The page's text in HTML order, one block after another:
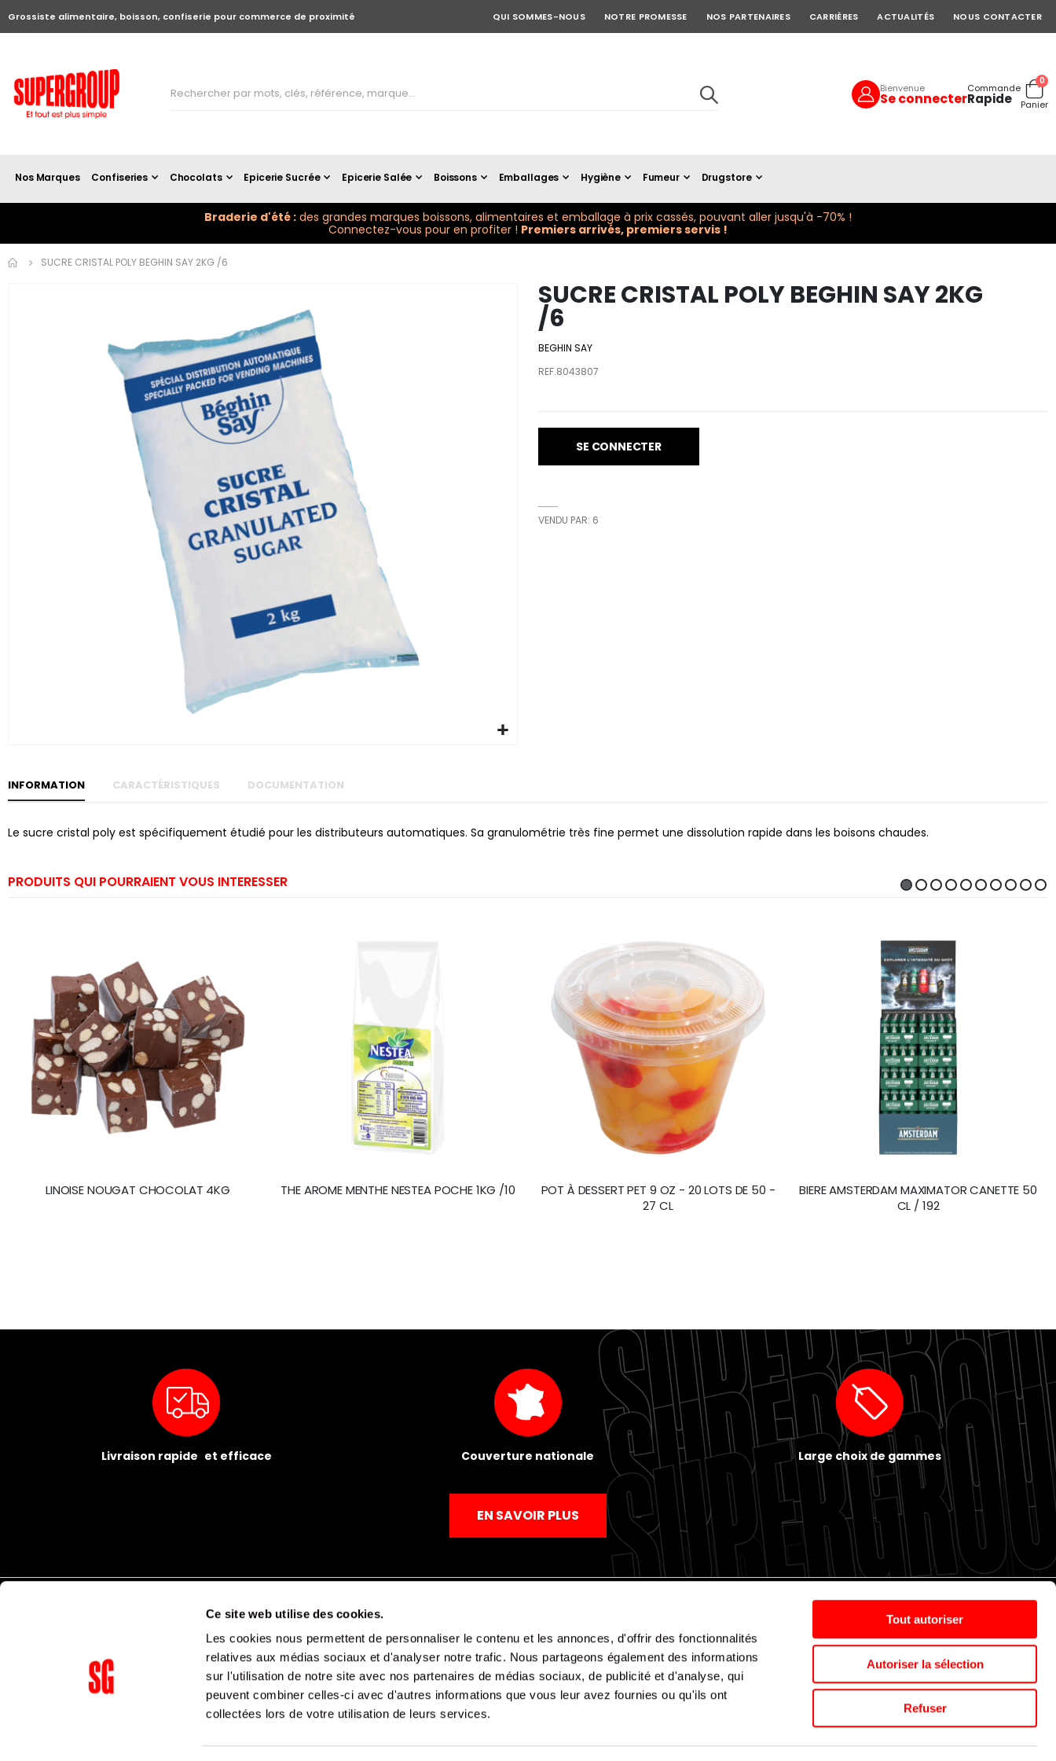
Ce site web utilise des cookies.
Les cookies nous permettent de personnaliser le contenu et les annonces, d'offrir des fonctionnalités
relatives aux médias sociaux et d'analyser notre trafic. Nous partageons également des informations
sur l'utilisation de notre site avec nos partenaires de médias sociaux, de publicité et d'analyse, qui
peuvent combiner celles-ci avec d'autres informations que vous leur avez fournies ou qu'ils ont
collectées lors de votre utilisation de leurs services.
Tout autoriser
Autoriser la sélection
Refuser
Grossiste alimentaire, boisson, confiserie pour commerce de proximité QUI SOMMES-NOUS NOTRE PROMESSE NOS PARTENAIRES CARRIÈRES ACTUALITÉS NOUS CONTACTER
Bienvenue
Se connecter
Commande
Rapide Cart
0
Panier
Nos Marques Confiseries Chocolats Epicerie Sucrée Epicerie Salée Boissons Emballages Hygiène Fumeur Drugstore
Braderie d'été : des grandes marques boissons, alimentaires et emballage à prix cassés, pouvant aller jusqu'à -70% !
Connectez-vous pour en profiter ! Premiers arrivés, premiers servis !
SUCRE CRISTAL POLY BEGHIN SAY 2KG /6
the
SUCRE CRISTAL POLY BEGHIN SAY 2KG
/6
BEGHIN SAY
REF.8043807
SE CONNECTER
VENDU PAR: 6
INFORMATION
Le sucre cristal poly est spécifiquement étudié pour les distributeurs automatiques. Sa granulométrie très fine permet une dissolution rapide dans les boisons chaudes.
CARACTÉRISTIQUES DOCUMENTATION
PRODUITS QUI POURRAIENT VOUS INTERESSER
LINOISE NOUGAT CHOCOLAT 4KG THE AROME MENTHE NESTEA POCHE 1KG /10
POT À DESSERT PET 9 OZ - 20 LOTS DE 50 -
27 CL
BIERE AMSTERDAM MAXIMATOR CANETTE 50
CL / 192
Livraison rapide et efficace Couverture nationale Large choix de gammes
EN SAVOIR PLUS
Mentions légales Politique de confidentialité CGV Politique de cookies Nos agences Espace presse